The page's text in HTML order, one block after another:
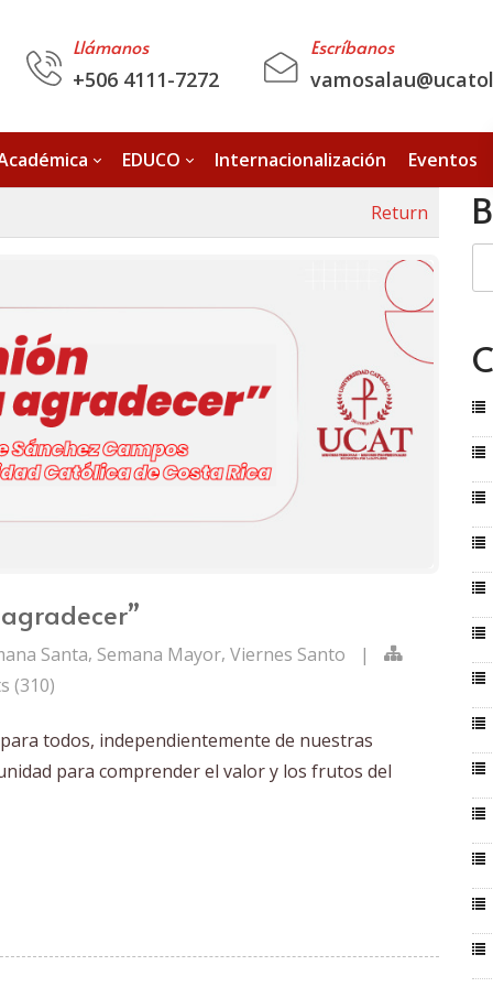
Llámanos
+506 4111-7272
Escríbanos
EDUCO Internacionalización Eventos
Return
Santa, Semana Mayor, Viernes Santo
|
(310)
todos, independientemente de nuestras
para comprender el valor y los frutos del